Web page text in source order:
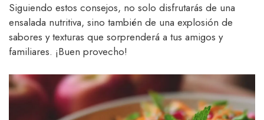
Siguiendo estos consejos, no solo disfrutarás de una
ensalada nutritiva, sino también de una explosión de
sabores y texturas que sorprenderá a tus amigos y
familiares. ¡Buen provecho!